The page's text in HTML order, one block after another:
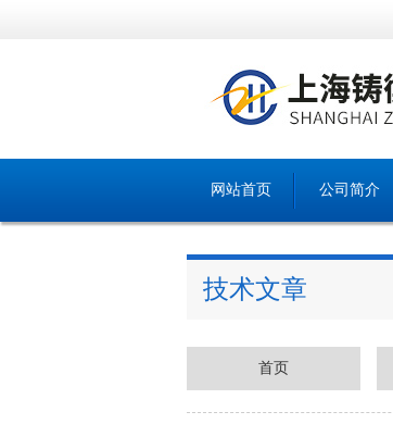
网站首页 公司简介
技术文章
首页